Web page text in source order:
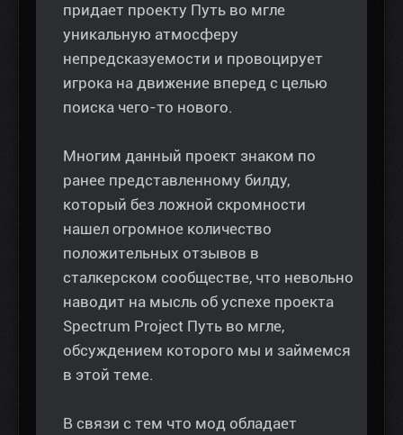
придает проекту Путь во мгле
уникальную атмосферу
непредсказуемости и провоцирует
игрока на движение вперед с целью
поиска чего-то нового.
Многим данный проект знаком по
ранее представленному билду,
который без ложной скромности
нашел огромное количество
положительных отзывов в
сталкерском сообществе, что невольно
наводит на мысль об успехе проекта
Spectrum Project Путь во мгле,
обсуждением которого мы и займемся
в этой теме.
В связи с тем что мод обладает